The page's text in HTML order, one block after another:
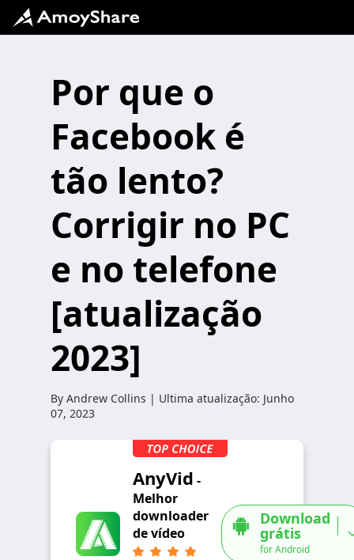
Por que o
Facebook é
tão lento?
Corrigir no PC
e no telefone
[atualização
2023]
By Andrew Collins | Ultima atualização: Junho
07, 2023
AnyVid -
Melhor
downloader
de vídeo
Download
grátis
for Android